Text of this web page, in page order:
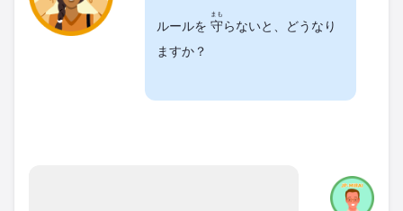
ルールを 守
まも
らないと、どうなり
ますか？